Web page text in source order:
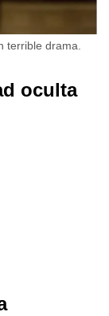
terrible drama.
oculta